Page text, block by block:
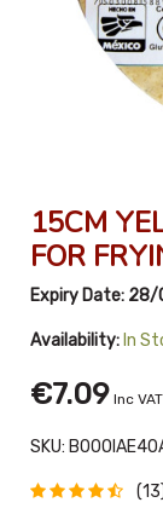
15CM
FOR
Expiry Date: 28/
Availability: In
€7.09 Inc VAT
SKU: